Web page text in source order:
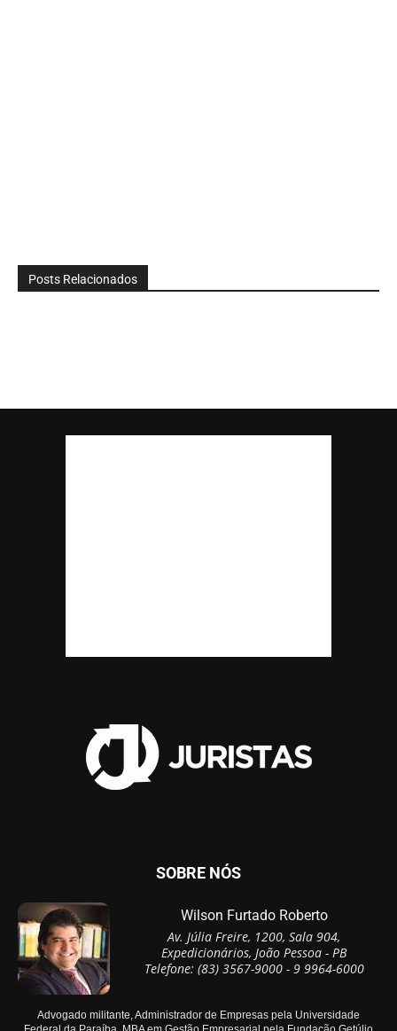
Posts Relacionados
SOBRE NÓS
Wilson Furtado Roberto
Av. Júlia Freire, 1200, Sala 904,
Expedicionários, João Pessoa - PB
Telefone: (83) 3567-9000 - 9 9964-6000
Advogado militante, Administrador de Empresas pela Universidade